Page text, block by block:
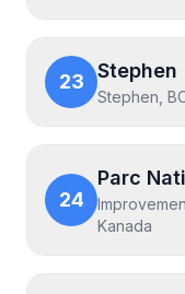
23 Stephen
Stephen,
24
Parc
Kanada